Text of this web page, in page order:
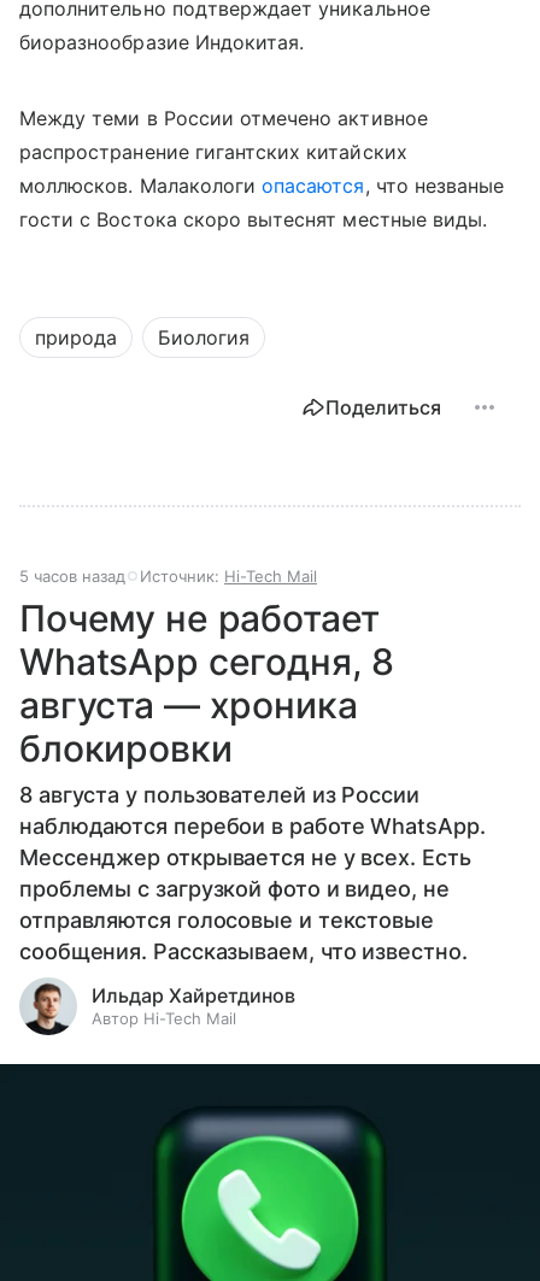
дополнительно подтверждает уникальное
биоразнообразие Индокитая.
Между теми в России отмечено активное
распространение гигантских китайских
моллюсков. Малакологиопасаются, что незваные
гости с Востока скоро вытеснят местные виды.
природа Биология
Поделиться
5 часов назад Источник: Hi-Tech Mail
Почему не работает
WhatsApp сегодня, 8
августа — хроника
блокировки
8 августа у пользователей из России
наблюдаются перебои в работе WhatsApp.
Мессенджер открывается не у всех. Есть
проблемы с загрузкой фото и видео, не
отправляются голосовые и текстовые
сообщения. Рассказываем, что известно.
Ильдар Хайретдинов
Автор Hi-Tech Mail